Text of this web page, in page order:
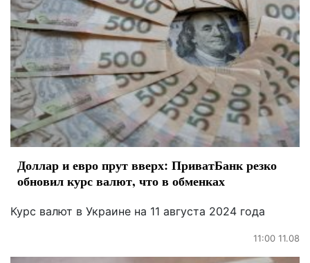
Доллар и евро прут вверх: ПриватБанк резко
обновил курс валют, что в обменках
Курс валют в Украине на 11 августа 2024 года
11:00 11.08